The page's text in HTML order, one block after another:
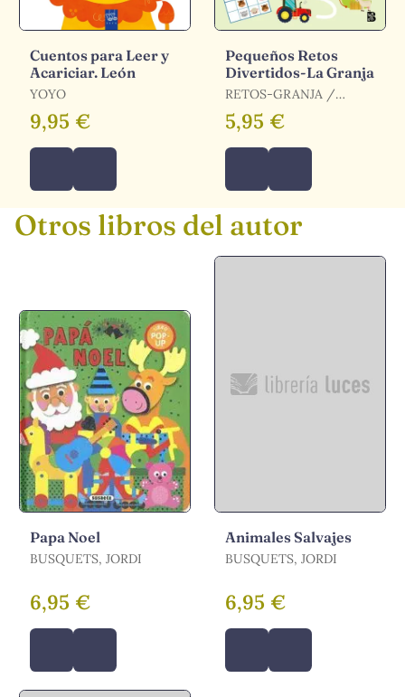
Cuentos para Leer y
Acariciar. León
YOYO
9,95 €
Pequeños Retos
Divertidos-La Granja
RETOS-GRANJA /
BALLON
5,95 €
Otros libros del autor
Papa Noel
BUSQUETS, JORDI
6,95 €
Animales Salvajes
BUSQUETS, JORDI
6,95 €